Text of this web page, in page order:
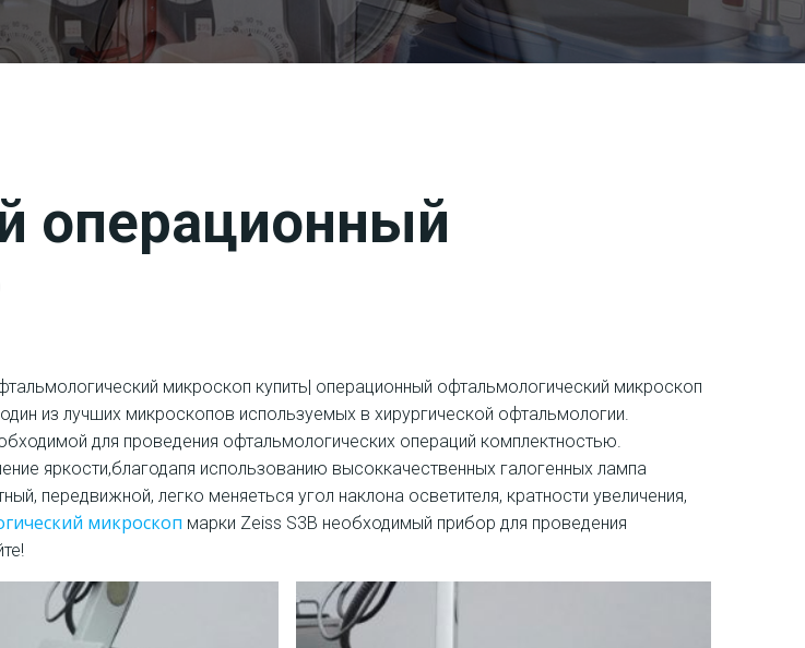
операционный
микроскоп купить| операционный офтальмологический микроскоп
из лучших микроскопов используемых в хирургической офтальмологии.
для проведения офтальмологических операций комплектностью.
яркости,благодапя использованию высоккачественных галогенных лампа
передвижной, легко меняеться угол наклона осветителя, кратности увеличения,
микроскоп марки Zeiss S3B необходимый прибор для проведения